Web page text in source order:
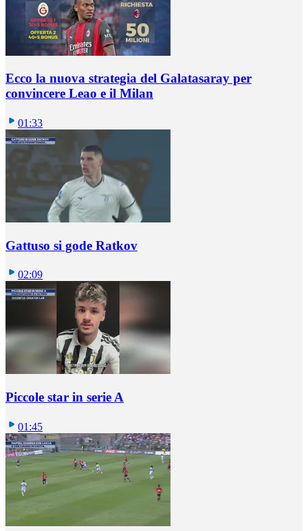
Ecco la nuova strategia del Galatasaray per
convincere Leao e il Milan
01:33
Gattuso si gode Ratkov
02:09
Piccole star in serie A
01:45